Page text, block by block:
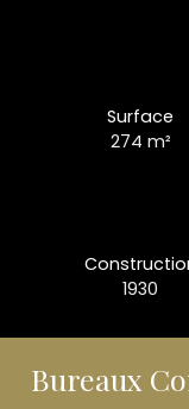
Surface
274 m²
1930
Bureaux